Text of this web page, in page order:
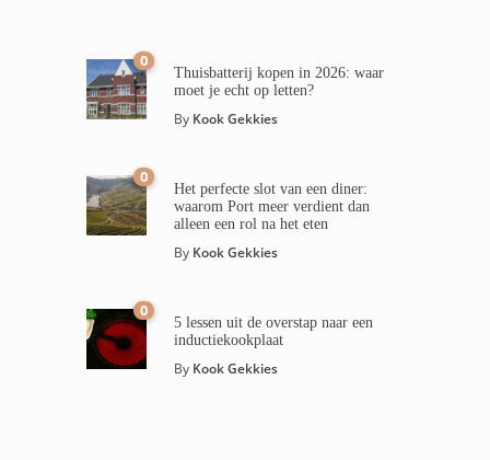
0
Thuisbatterij kopen in 2026: waar
moet je echt op letten?
By Kook Gekkies
0
Het perfecte slot van een diner:
waarom Port meer verdient dan
alleen een rol na het eten
By Kook Gekkies
0
5 lessen uit de overstap naar een
inductiekookplaat
By Kook Gekkies